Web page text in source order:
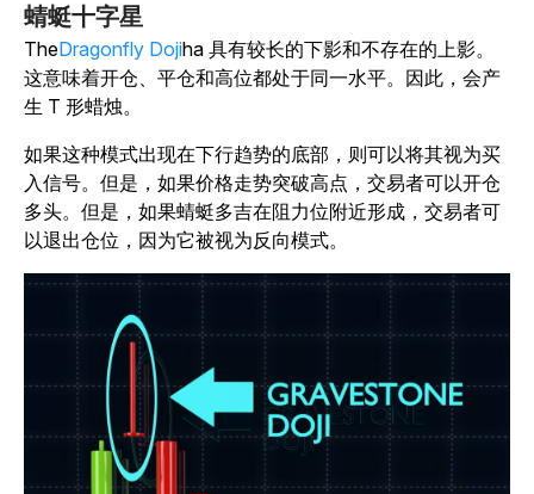
蜻蜓十字星
TheDragonfly Dojiha 具有较长的下影和不存在的上影。
这意味着开仓、平仓和高位都处于同一水平。因此，会产
生 T 形蜡烛。
如果这种模式出现在下行趋势的底部，则可以将其视为买
入信号。但是，如果价格走势突破高点，交易者可以开仓
多头。但是，如果蜻蜓多吉在阻力位附近形成，交易者可
以退出仓位，因为它被视为反向模式。